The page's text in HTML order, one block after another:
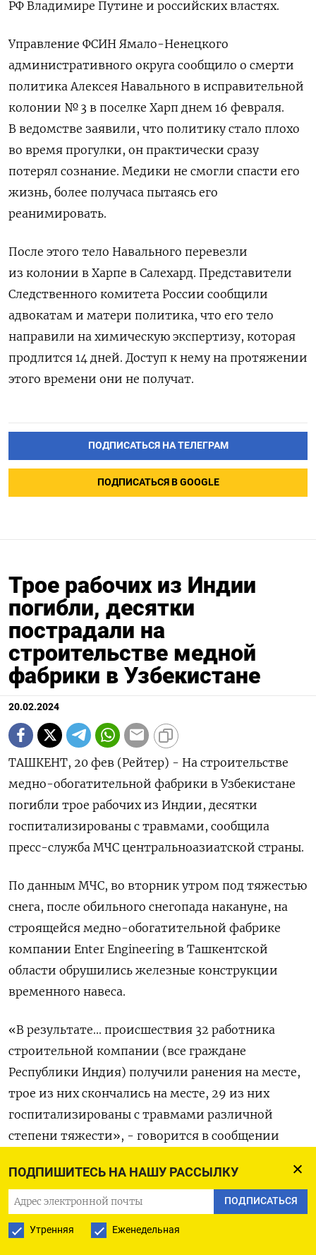
ПОДПИШИТЕСЬ НА НАШУ РАССЫЛКУ
ПОДПИСАТЬСЯ
Утренняя Еженедельная
РФ Владимире Путине и российских властях.
Управление ФСИН Ямало-Ненецкого
административного округа сообщило о смерти
политика Алексея Навального в исправительной
колонии № 3 в поселке Харп днем 16 февраля.
В ведомстве заявили, что политику стало плохо
во время прогулки, он практически сразу
потерял сознание. Медики не смогли спасти его
жизнь, более получаса пытаясь его
реанимировать.
После этого тело Навального перевезли
из колонии в Харпе в Салехард. Представители
Следственного комитета России сообщили
адвокатам и матери политика, что его тело
направили на химическую экспертизу, которая
продлится 14 дней. Доступ к нему на протяжении
этого времени они не получат.
ПОДПИСАТЬСЯ НА ТЕЛЕГРАМ
ПОДПИСАТЬСЯ В GOOGLE
Трое рабочих из Индии
погибли, десятки
пострадали на
строительстве медной
фабрики в Узбекистане
20.02.2024
ТАШКЕНТ, 20 фев (Рейтер) - На строительстве
медно-обогатительной фабрики в Узбекистане
погибли трое рабочих из Индии, десятки
госпитализированы с травмами, сообщила
пресс-служба МЧС центральноазиатской страны.
По данным МЧС, во вторник утром под тяжестью
снега, после обильного снегопада накануне, на
строящейся медно-обогатительной фабрике
компании Enter Engineering в Ташкентской
области обрушились железные конструкции
временного навеса.
«В результате... происшествия 32 работника
строительной компании (все граждане
Республики Индия) получили ранения на месте,
трое из них скончались на месте, 29 из них
госпитализированы с травмами различной
степени тяжести», - говорится в сообщении
(Мухаммадшариф Маматкулов, текст Марии
Гордеевой)